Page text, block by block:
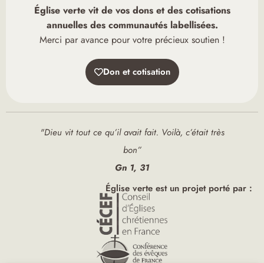
Église verte vit de vos dons et des cotisations
annuelles des communautés labellisées.
Merci par avance pour votre précieux soutien !
Don et cotisation
"Dieu vit tout ce qu’il avait fait. Voilà, c’était très
bon”
Gn 1, 31
Église verte est un projet porté par :